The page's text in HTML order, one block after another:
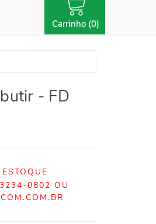
Carrinho (0)
- FD
0802 OU